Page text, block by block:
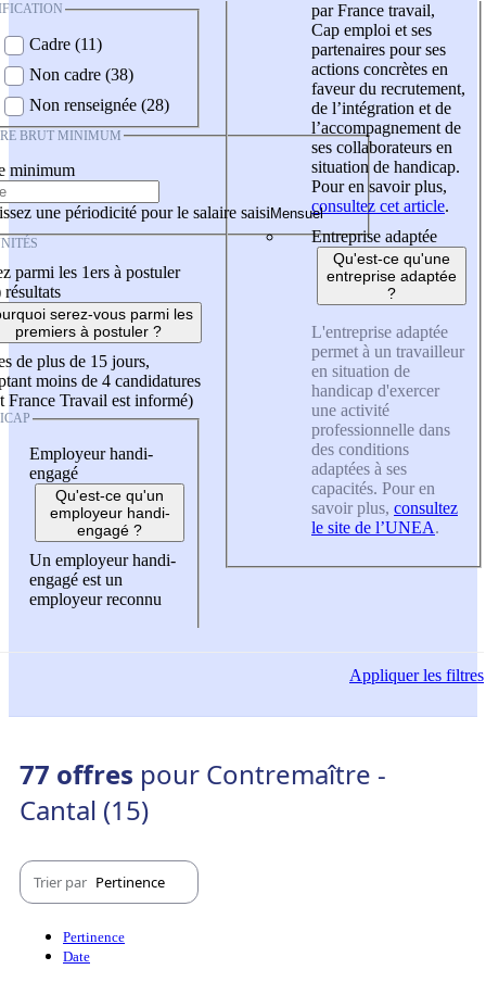
Cadre (11)
Non cadre (38)
Non renseignée (28)
BRUT MINIMUM
minimum
une périodicité pour le salaire saisi
parmi les 1ers à postuler
résultats
serez-vous parmi les
premiers à postuler ?
de plus de 15 jours,
moins de 4 candidatures
France Travail est informé)
Employeur handi-
engagé
Qu'est-ce qu'un
employeur handi-
engagé ?
Un employeur handi-
engagé est un
employeur reconnu
par France travail,
Cap emploi et ses
partenaires pour ses
actions concrètes en
faveur du recrutement,
de l’intégration et de
l’accompagnement de
ses collaborateurs en
situation de handicap.
Pour en savoir plus,
consultez cet article.
Entreprise adaptée
Qu'est-ce qu'une
entreprise adaptée
?
L'entreprise adaptée
permet à un travailleur
en situation de
handicap d'exercer
une activité
professionnelle dans
des conditions
adaptées à ses
capacités. Pour en
savoir plus, consultez
le site de l’UNEA.
Appliquerles filtres
77 offres pour Contremaître -
Cantal (15)
Trier par Pertinence
Pertinence
Date